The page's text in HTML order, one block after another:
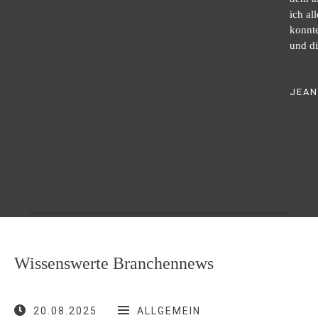
ich
und
Wissenswerte Branchennews
20.08.2025 ALLGEMEIN